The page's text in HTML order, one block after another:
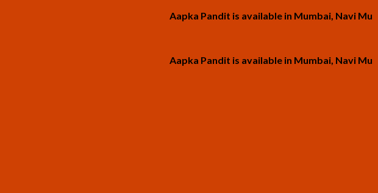
Aapka Pandit is available in Mumbai, Navi Mumbai
Aapka Pandit is available in Mumbai, Navi Mumbai